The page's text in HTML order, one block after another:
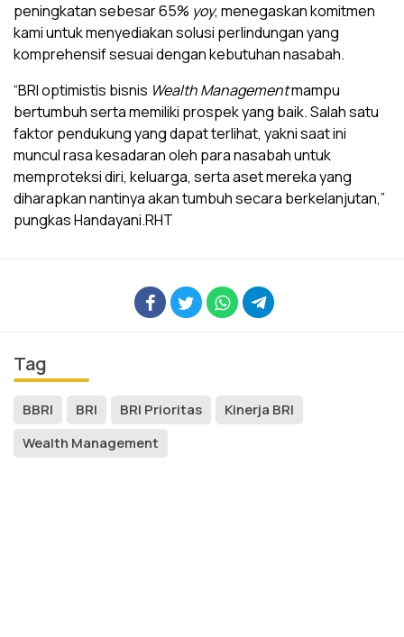
peningkatan sebesar 65% yoy, menegaskan komitmen
kami untuk menyediakan solusi perlindungan yang
komprehensif sesuai dengan kebutuhan nasabah.
“BRI optimistis bisnis Wealth Managementmampu
bertumbuh serta memiliki prospek yang baik. Salah satu
faktor pendukung yang dapat terlihat, yakni saat ini
muncul rasa kesadaran oleh para nasabah untuk
memproteksi diri, keluarga, serta aset mereka yang
diharapkan nantinya akan tumbuh secara berkelanjutan,”
pungkas Handayani.RHT
Tag
BBRI BRI BRI Prioritas
Kinerja BRI
Wealth Management